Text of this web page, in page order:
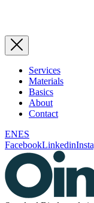
Services
Materials
Basics
About
Contact
ENES
FacebookLinkedin